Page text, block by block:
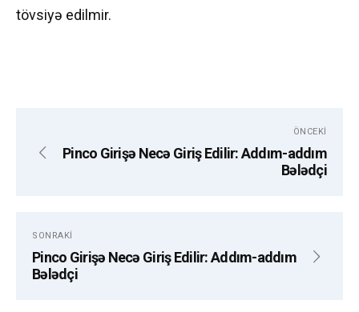
tövsiyə edilmir.
ÖNCEKI
Pinco Girişə Necə Giriş Edilir: Addım-addım
Bələdçi
SONRAKI
Pinco Girişə Necə Giriş Edilir: Addım-addım
Bələdçi